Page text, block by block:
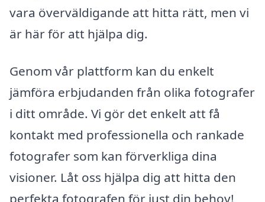
vara överväldigande att hitta rätt, men vi
är här för att hjälpa dig.
Genom vår plattform kan du enkelt
jämföra erbjudanden från olika fotografer
i ditt område. Vi gör det enkelt att få
kontakt med professionella och rankade
fotografer som kan förverkliga dina
visioner. Låt oss hjälpa dig att hitta den